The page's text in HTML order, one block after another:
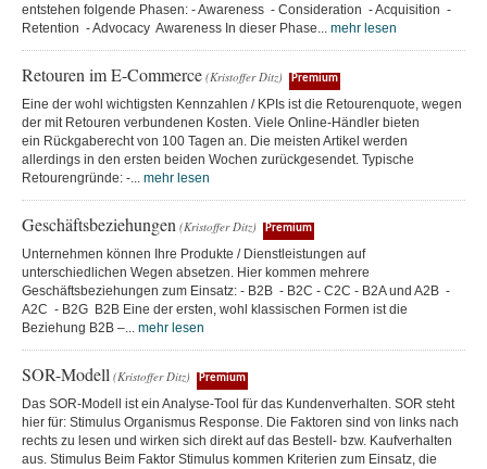
entstehen folgende Phasen: - Awareness - Consideration - Acquisition -
Retention - Advocacy Awareness In dieser Phase... mehr lesen
Retouren im E-Commerce (Kristoffer Ditz) Premium
Eine der wohl wichtigsten Kennzahlen / KPIs ist die Retourenquote, wegen
der mit Retouren verbundenen Kosten. Viele Online-Händler bieten
ein Rückgaberecht von 100 Tagen an. Die meisten Artikel werden
allerdings in den ersten beiden Wochen zurückgesendet. Typische
Retourengründe: -... mehr lesen
Geschäftsbeziehungen (Kristoffer Ditz) Premium
Unternehmen können Ihre Produkte / Dienstleistungen auf
unterschiedlichen Wegen absetzen. Hier kommen mehrere
Geschäftsbeziehungen zum Einsatz: - B2B - B2C - C2C - B2A und A2B -
A2C - B2G B2B Eine der ersten, wohl klassischen Formen ist die
Beziehung B2B –... mehr lesen
SOR-Modell (Kristoffer Ditz) Premium
Das SOR-Modell ist ein Analyse-Tool für das Kundenverhalten. SOR steht
hier für: Stimulus Organismus Response. Die Faktoren sind von links nach
rechts zu lesen und wirken sich direkt auf das Bestell- bzw. Kaufverhalten
aus. Stimulus Beim Faktor Stimulus kommen Kriterien zum Einsatz, die